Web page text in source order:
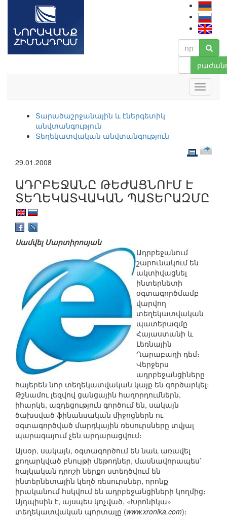
Տարածաշրջանային և էներգետիկ
անվտանգություն
Տեղեկատվական անվտանգություն
29.01.2008
ԱԴՐԲԵՋԱՆԸ ԹԵԺԱՑՆՈՒՄ Է
ՏԵՂԵԿԱՏՎԱԿԱՆ ՊԱՏԵՐԱԶՄԸ
Սամվել Մարտիրոսյան
Ադրբեջանում
շարունակում են
ակտիվացնել
ինտերնետի
օգտագործմամբ
վարվող
տեղեկատվական
պատերազմը
Հայաստանի և
Լեռնային
Ղարաբաղի դեմ։
Վերջերս
ադրբեջանցիները
հայերեն նոր տեղեկատվական կայք են գործարկել։
Թշնամու լեզվով ցանցային հաղորդումներն,
իհարկե, ազդեցություն գործում են, սակայն
ծախսված ֆինանսական միջոցներն ու
օգտագործված մարդկային ռեսուրսները տվյալ
պարագայում չեն արդարացվում։
Այսօր, սակայն, օգտագործում են նաև առավել
քողարկված բնույթի մեթոդներ, մասնավորապես՝
հայկական դրոշի ներքո ստեղծվում են
ինտերնետային կեղծ ռեսուրսներ, որոնք
իրականում հսկվում են ադրբեջանցիների կողմից։
Այդպիսին է, այսպես կոչված, «Խրոնիկա»
տեղեկատվական պորտալը (www.xronika.com)։